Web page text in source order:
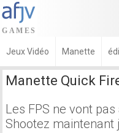
Jeux Vidéo Manette
Manette Quick
Les FPS ne vont
Shootez